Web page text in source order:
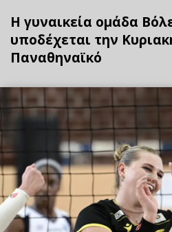
H γυναικεία ομάδα
υποδέχεται την
Παναθηναϊκό